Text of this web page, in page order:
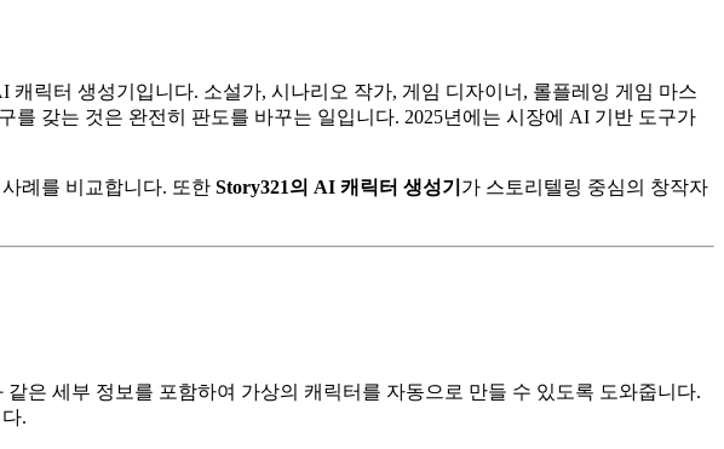
릭터 생성기입니다. 소설가, 시나리오 작가, 게임 디자이너, 롤플레잉 게임 마스
갖는 것은 완전히 판도를 바꾸는 일입니다. 2025년에는 시장에 AI 기반 도구가
례를 비교합니다. 또한 Story321의 AI 캐릭터 생성기 가 스토리텔링 중심의 창작자
은 세부 정보를 포함하여 가상의 캐릭터를 자동으로 만들 수 있도록 도와줍니다.
.